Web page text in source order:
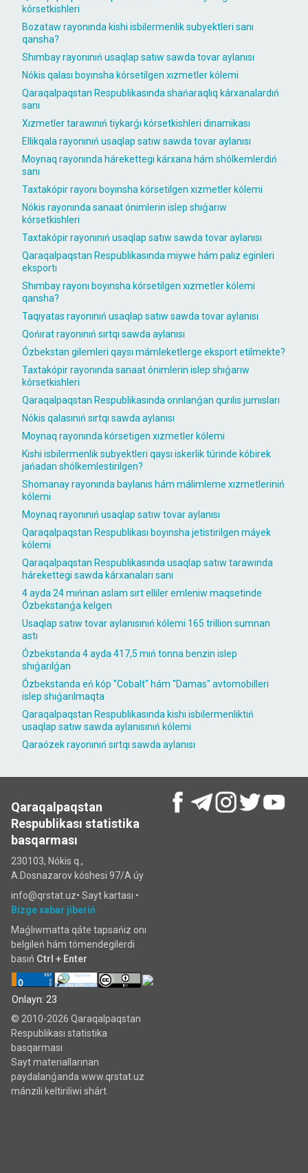
kórsetkishleri
Bozataw rayonında kishi isbilermenlik subyektleri sanı
qansha?
Shımbay rayonınıń usaqlap satıw sawda tovar aylanısı
Nókis qalası boyınsha kórsetilgen xızmetler kólemi
Qaraqalpaqstan Respublikasında shańaraqlıq kárxanalardıń
sanı
Xızmetler tarawınıń tiykarǵı kórsetkishleri dinamikası
Ellikqala rayonınıń usaqlap satıw sawda tovar aylanısı
Moynaq rayonında hárekettegi kárxana hám shólkemlerdiń
sanı
Taxtakópir rayonı boyınsha kórsetilgen xızmetler kólemi
Nókis rayonında sanaat ónimlerin islep shıǵarıw
kórsetkishleri
Taxtakópir rayonınıń usaqlap satıw sawda tovar aylanısı
Qaraqalpaqstan Respublikasında miywe hám palız eginleri
eksportı
Shımbay rayonı boyınsha kórsetilgen xızmetler kólemi
qansha?
Taqıyatas rayonınıń usaqlap satıw sawda tovar aylanısı
Qońırat rayonınıń sırtqı sawda aylanısı
Ózbekstan gilemleri qaysı mámleketlerge eksport etilmekte?
Taxtakópir rayonında sanaat ónimlerin islep shıǵarıw
kórsetkishleri
Qaraqalpaqstan Respublikasında orınlanǵan qurılıs jumısları
Nókis qalasınıń sırtqı sawda aylanısı
Moynaq rayonında kórsetigen xızmetler kólemi
Kishi isbilermenlik subyektleri qaysı iskerlik túrinde kóbirek
jańadan shólkemlestirilgen?
Shomanay rayonında baylanıs hám málimleme xızmetleriniń
kólemi
Moynaq rayonınıń usaqlap satıw tovar aylanısı
Qaraqalpaqstan Respublikası boyınsha jetistirilgen máyek
kólemi
Qaraqalpaqstan Respublikasında usaqlap satıw tarawında
hárekettegi sawda kárxanaları sanı
4 ayda 24 mıńnan aslam sırt elliler emleniw maqsetinde
Ózbekstanǵa kelgen
Usaqlap satıw tovar aylanısınıń kólemi 165 trillion sumnan
astı
Ózbekstanda 4 ayda 417,5 mıń tonna benzin islep
shıǵarılǵan
Ózbekstanda eń kóp "Cobalt" hám "Damas" avtomobilleri
islep shıǵarılmaqta
Qaraqalpaqstan Respublikasında kishi isbilermenliktiń
usaqlap satıw sawda aylanısınıń kólemi
Qaraózek rayonınıń sırtqı sawda aylanısı
Qaraqalpaqstan
Respublikası statistika
basqarması
230103, Nókis q.,
A.Dosnazarov kóshesi 97/A úy
info@qrstat.uz• Sayt kartası •
Bizge xabar jiberiń
Maǵlıwmatta qáte tapsańiz onı
belgileń hám tómendegilerdi
basıń Ctrl + Enter
Onlayn: 23
© 2010-2026 Qaraqalpaqstan
Respublikası statistika
basqarması
Sayt materiallarınan
paydalanǵanda www.qrstat.uz
mánzili keltiriliwi shárt.